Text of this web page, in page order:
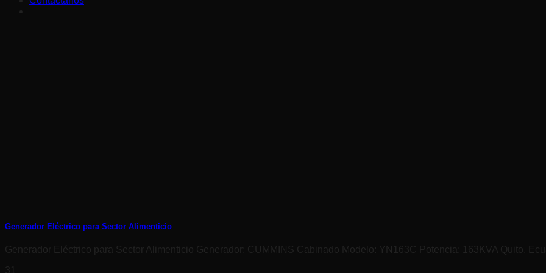
Generador Eléctrico para Sector Alimenticio
Generador Eléctrico para Sector Alimenticio Generador: CUMMINS Cabinado Modelo: YN163C Potencia: 163KVA Quito,
31